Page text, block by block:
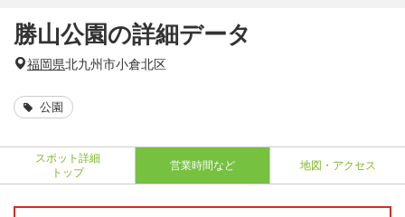
勝山公園の詳細データ
福岡県北九州市小倉北区
公園
スポット詳細
トップ
営業時間など 地図・アクセス